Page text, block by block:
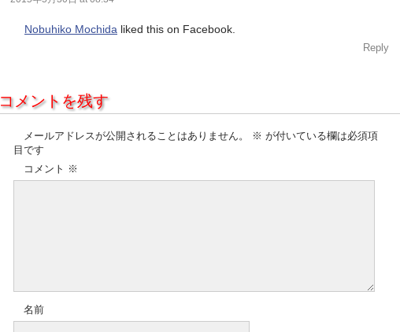
Nobuhiko Mochida liked this on Facebook.
Reply
コメントを残す
メールアドレスが公開されることはありません。 ※ が付いている欄は必須項
目です
コメント ※
名前